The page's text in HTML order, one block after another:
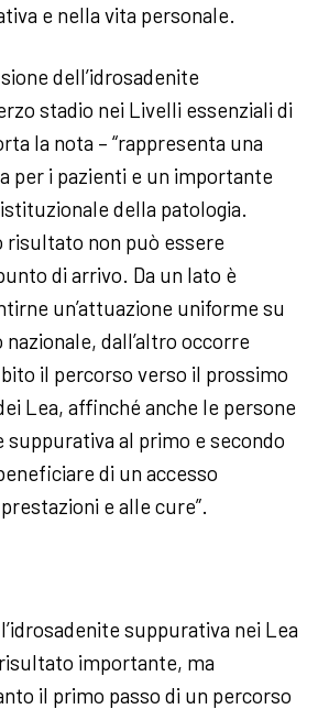
e nella vita personale.
dell’idrosadenite
stadio nei Livelli essenziali di
la nota – “rappresenta una
per i pazienti e un importante
della patologia.
risultato non può essere
di arrivo. Da un lato è
un’attuazione uniforme su
dall’altro occorre
il percorso verso il prossimo
Lea, affinché anche le persone
suppurativa al primo e secondo
di un accesso
e alle cure”.
suppurativa nei Lea
importante, ma
il primo passo di un percorso